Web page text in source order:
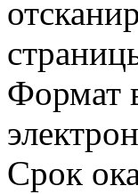
Формат
Срок